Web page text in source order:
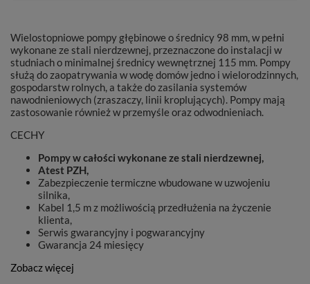
Wielostopniowe pompy głębinowe o średnicy 98 mm, w pełni
wykonane ze stali nierdzewnej, przeznaczone do instalacji w
studniach o minimalnej średnicy wewnętrznej 115 mm. Pompy
służą do zaopatrywania w wodę domów jedno i wielorodzinnych,
gospodarstw rolnych, a także do zasilania systemów
nawodnieniowych (zraszaczy, linii kroplujących). Pompy mają
zastosowanie również w przemyśle oraz odwodnieniach.
CECHY
Pompy w całości wykonane ze stali nierdzewnej,
Atest PZH,
Zabezpieczenie termiczne wbudowane w uzwojeniu
silnika,
Kabel 1,5 m z możliwością przedłużenia na życzenie
klienta,
Serwis gwarancyjny i pogwarancyjny
Gwarancja 24 miesięcy
Zobacz więcej